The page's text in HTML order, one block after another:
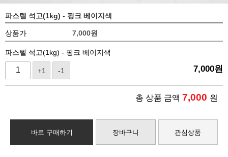
파스텔 석고(1kg) - 핑크 베이지색
상품가 7,000원
파스텔 석고(1kg) - 핑크 베이지색
+1 -1 7,000원
총 상품 금액 7,000 원
바로 구매하기 장바구니 관심상품